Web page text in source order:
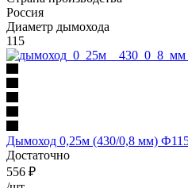
Россия
Диаметр дымохода
115
Дымоход 0,25м (430/0,8 мм)
Достаточно
556 ₽